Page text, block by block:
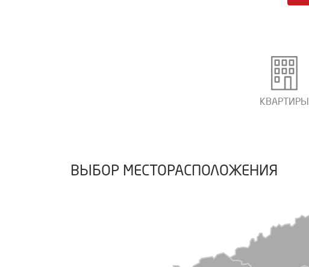
КВАРТИРЫ
ВЫБОР МЕСТОРАСПОЛОЖЕНИЯ